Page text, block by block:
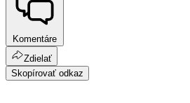
Komentáre
Zdielať
Skopírovať odkaz